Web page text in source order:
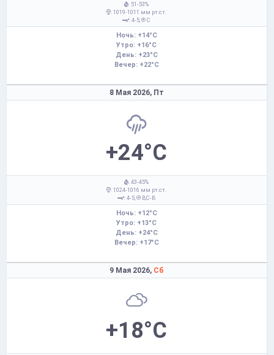
: 51-53%
: 1019-1011 мм рт.ст.
: 4-5,
С
Ночь: +14°C
Утро: +16°C
День: +23°C
Вечер: +22°C
8 Мая 2026, Пт
+24°C
: 43-45%
: 1024-1016 мм рт.ст.
: 4-5,
В,С-В
Ночь: +12°C
Утро: +13°C
День: +24°C
Вечер: +17°C
9 Мая 2026, Сб
+18°C